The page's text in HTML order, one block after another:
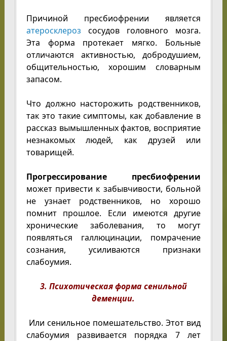
Причиной пресбиофрении является
атеросклероз сосудов головного мозга.
Эта форма протекает мягко. Больные
отличаются активностью, добродушием,
общительностью, хорошим словарным
запасом.
Что должно насторожить родственников,
так это такие симптомы, как добавление в
рассказ вымышленных фактов, восприятие
незнакомых людей, как друзей или
товарищей.
Прогрессирование пресбиофрении
может привести к забывчивости, больной
не узнает родственников, но хорошо
помнит прошлое. Если имеются другие
хронические заболевания, то могут
появляться галлюцинации, помрачение
сознания, усиливаются признаки
слабоумия.
3. Психотическая форма сенильной
деменции.
Или сенильное помешательство. Этот вид
слабоумия развивается порядка 7 лет